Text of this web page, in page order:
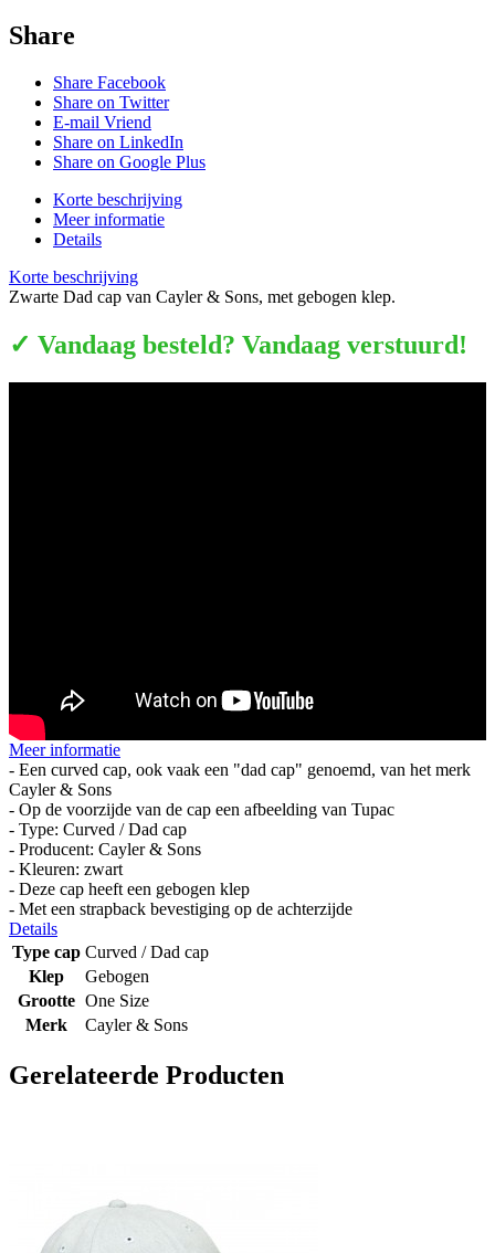
Share
Share Facebook
Share on Twitter
E-mail Vriend
Share on LinkedIn
Share on Google Plus
Korte beschrijving
Meer informatie
Details
Korte beschrijving
Zwarte Dad cap van Cayler & Sons, met gebogen klep.
✓ Vandaag besteld? Vandaag verstuurd!
Meer informatie
- Een curved cap, ook vaak een "dad cap" genoemd, van het merk
Cayler & Sons
- Op de voorzijde van de cap een afbeelding van Tupac
- Type: Curved / Dad cap
- Producent: Cayler & Sons
- Kleuren: zwart
- Deze cap heeft een gebogen klep
- Met een strapback bevestiging op de achterzijde
Details
Type cap Curved / Dad cap
Klep
Gebogen
Grootte One Size
Merk
Cayler & Sons
Gerelateerde Producten